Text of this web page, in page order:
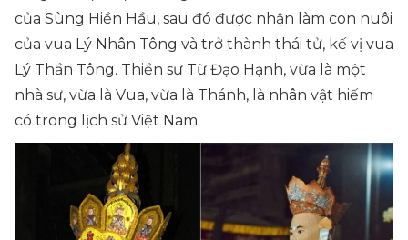
của Sùng Hiền Hầu, sau đó được nhận làm con nuôi
của vua Lý Nhân Tông và trở thành thái tử, kế vị vua
Lý Thần Tông. Thiền sư Từ Đạo Hạnh, vừa là một
nhà sư, vừa là Vua, vừa là Thánh, là nhân vật hiếm
có trong lịch sử Việt Nam.